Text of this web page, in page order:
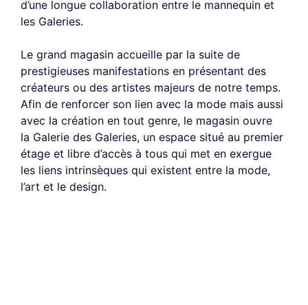
d’une longue collaboration entre le mannequin et
les Galeries.
Le grand magasin accueille par la suite de
prestigieuses manifestations en présentant des
créateurs ou des artistes majeurs de notre temps.
Afin de renforcer son lien avec la mode mais aussi
avec la création en tout genre, le magasin ouvre
la Galerie des Galeries, un espace situé au premier
étage et libre d’accès à tous qui met en exergue
les liens intrinsèques qui existent entre la mode,
l’art et le design.